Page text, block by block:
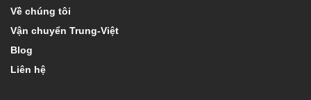
Về chúng tôi
Vận chuyển Trung-Việt
Blog
Liên hệ